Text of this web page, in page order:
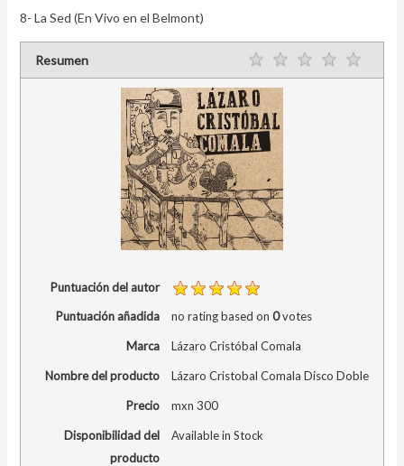
8- La Sed (En Vivo en el Belmont)
Resumen
Puntuación del autor
Puntuación añadida no ratingbased on0votes
Marca Lázaro Cristóbal Comala
Nombre del producto Lázaro Cristobal Comala Disco Doble
Precio mxn 300
Disponibilidad del
producto
Available in Stock